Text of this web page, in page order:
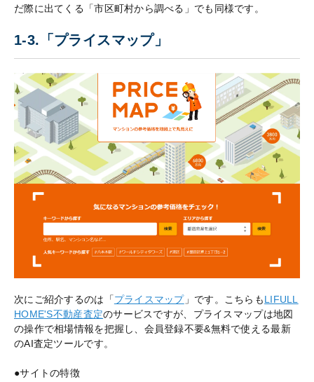
だ際に出てくる「市区町村から調べる」でも同様です。
1-3.「プライスマップ」
次にご紹介するのは「プライスマップ」です。こちらもLIFULL
HOME'S不動産査定のサービスですが、プライスマップは地図
の操作で相場情報を把握し、会員登録不要&無料で使える最新
のAI査定ツールです。
●サイトの特徴